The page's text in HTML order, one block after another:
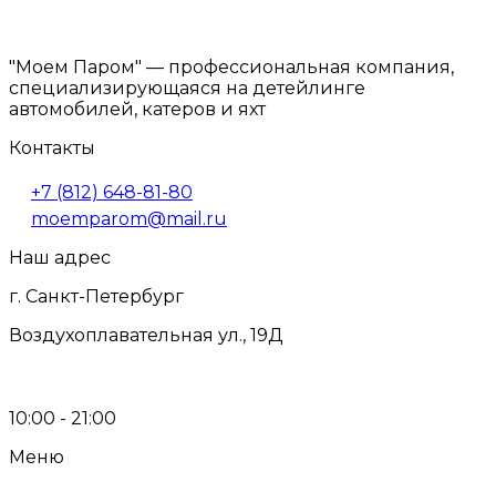
"Моем Паром" — профессиональная компания,
специализирующаяся на детейлинге
автомобилей, катеров и яхт
Контакты
+7 (812) 648-81-80
moemparom@mail.ru
Наш адрес
г. Санкт-Петербург
Воздухоплавательная ул., 19Д
10:00 - 21:00
Меню